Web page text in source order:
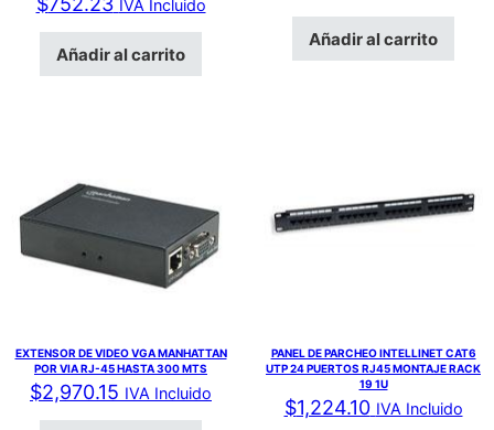
IVA Incluido
Añadir al carrito
Añadir al carrito
EXTENSOR DE VIDEO VGA MANHATTAN
POR VIA RJ-45 HASTA 300 MTS
$2,970.15 IVA Incluido
PANEL DE PARCHEO INTELLINET CAT6
UTP 24 PUERTOS RJ45 MONTAJE RACK
19 1U
$1,224.10 IVA Incluido